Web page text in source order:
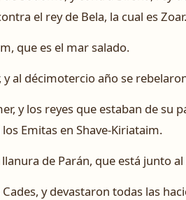
el rey de Bela, la cual es Zoar.
que es el mar salado.
al décimotercio año se
y los reyes que estaban de su
Emitas en Shave-Kiriataim.
de Parán, que está junto
y devastaron todas las